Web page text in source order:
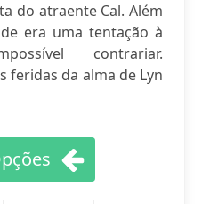
do atraente Cal. Além
era uma tentação à
contrariar.
feridas da alma de Lyn